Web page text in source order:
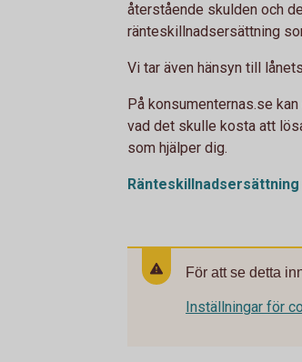
återstående skulden och
ränteskillnadsersättning
Vi tar även hänsyn till
På konsumenternas.se
vad det skulle kosta att
som hjälper dig.
För att se detta
Inställningar för